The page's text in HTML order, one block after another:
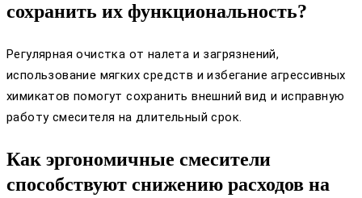
сохранить их функциональность?
Регулярная очистка от налета и загрязнений,
использование мягких средств и избегание агрессивных
химикатов помогут сохранить внешний вид и исправную
работу смесителя на длительный срок.
Как эргономичные смесители
способствуют снижению расходов на